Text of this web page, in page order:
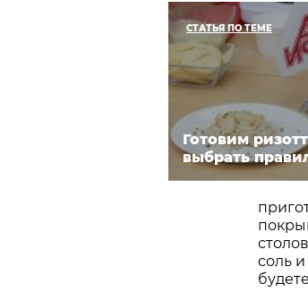
СТАТЬЯ ПО ТЕМЕ
Готовим
выбрать
соль